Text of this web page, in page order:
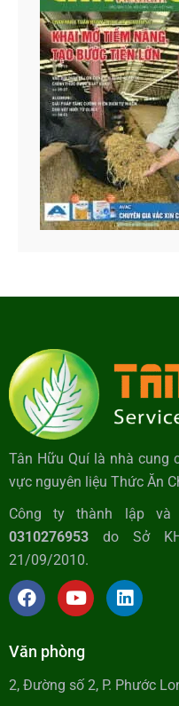
Tân Hữu Quí là nhà cung
vực nguyên liệu Thức Ăn
Công ty thành lập và
0310276953 do Sở
21/09/2010.
Văn phòng
2, Đường số 2, P. Phước